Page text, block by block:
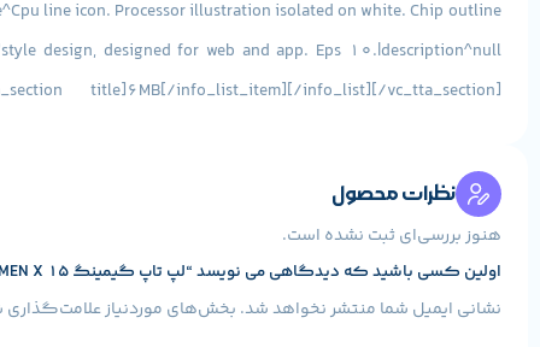
line icon. Processor illustration isolated on white. Chip outline
style design, designed for web and app. Eps 10.|description^null”]
1320073120501003472|description^null”]
نظرات محصول
هنوز بررسی‌ای ثبت نشده است.
اولین کسی باشید که دیدگاهی می نویسد “لپ تاپ گیمینگ HP OMEN X 15 پردازنده i7 7700HQ”
نشانی ایمیل شما منتشر نخواهد شد. بخش‌های موردنیاز علامت‌گذاری